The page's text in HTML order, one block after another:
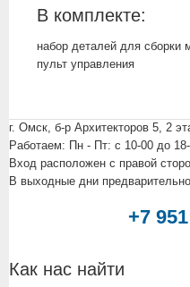
В комплекте:
набор деталей для сборки
пульт управления
г. Омск, б-р Архитекторов 5, 2
Работаем: Пн - Пт: c 10-00 до
Вход расположен с правой
В выходные дни
+7
Как нас найти